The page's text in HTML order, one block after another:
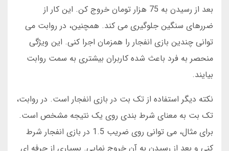
بعد از رسیدن به 75 هزار تومان خروج کن. این کار از
ضررهای سنگین جلوگیری می کند. همچنین، در روابت می
توانی چندین بازی انفجار را همزمان اجرا کنی. این ویژگی
منحصر به فرد باعث شده کاربران بیشتری به سمت روابت
بیایند.
نکته دیگر استفاده از تک بت در بازی انفجار است. در روابت،
تک بت به معنای شرط بندی روی یک نتیجه مشخص است.
برای مثال، می توانی روی ضریب 1.5 در بازی انفجار شرط
کنی و بعد از رسیدن به آن خروج نمایی. بسیاری از حرفه ای